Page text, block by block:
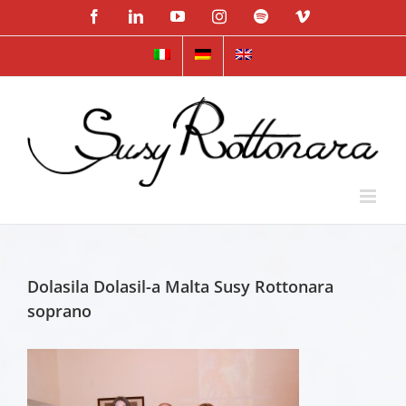
to
FacebookLinkedInYouTubeInstagramSpotifyVimeo
Dolasila Dolasil-a Malta Susy Rottonara
soprano